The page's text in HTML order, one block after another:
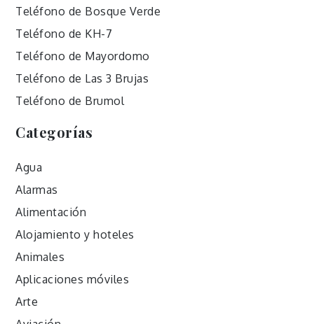
Teléfono de Bosque Verde
Teléfono de KH-7
Teléfono de Mayordomo
Teléfono de Las 3 Brujas
Teléfono de Brumol
Categorías
Agua
Alarmas
Alimentación
Alojamiento y hoteles
Animales
Aplicaciones móviles
Arte